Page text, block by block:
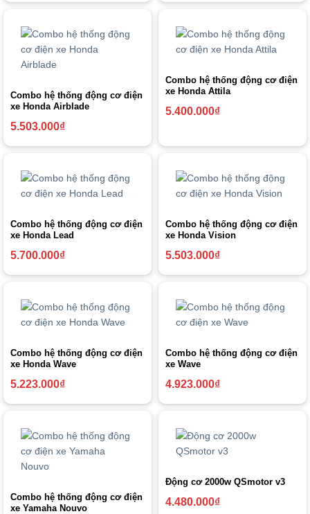
Combo hệ thống động cơ điện
xe Honda Airblade
5.503.000₫
Combo hệ thống động cơ điện
xe Honda Attila
5.400.000₫
Combo hệ thống động cơ điện
xe Honda Lead
5.700.000₫
Combo hệ thống động cơ điện
xe Honda Vision
5.503.000₫
Combo hệ thống động cơ điện
xe Honda Wave
5.223.000₫
Combo hệ thống động cơ điện
xe Wave
4.923.000₫
Combo hệ thống động cơ điện
xe Yamaha Nouvo
Động cơ 2000w QSmotor v3
4.480.000₫